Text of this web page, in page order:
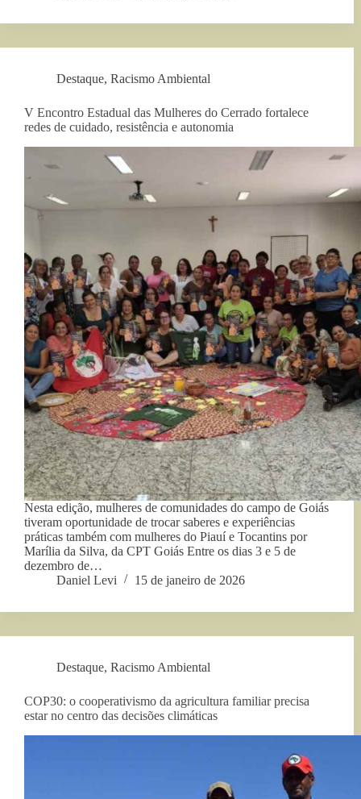
Destaque, Racismo Ambiental
V Encontro Estadual das Mulheres do Cerrado fortalece
redes de cuidado, resistência e autonomia
Nesta edição, mulheres de comunidades do campo de Goiás
tiveram oportunidade de trocar saberes e experiências
práticas também com mulheres do Piauí e Tocantins por
Marília da Silva, da CPT Goiás Entre os dias 3 e 5 de
dezembro de…
Daniel Levi
15 de janeiro de 2026
Destaque, Racismo Ambiental
COP30: o cooperativismo da agricultura familiar precisa
estar no centro das decisões climáticas